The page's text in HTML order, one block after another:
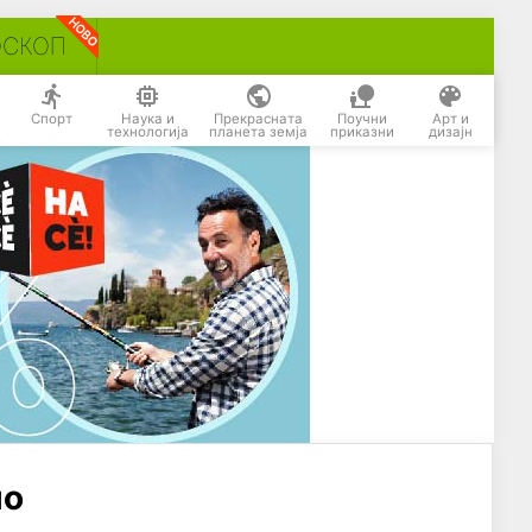
Спорт Наука и
технологија
Прекрасната
планета земја
Поучни
приказни
Арт и
дизајн